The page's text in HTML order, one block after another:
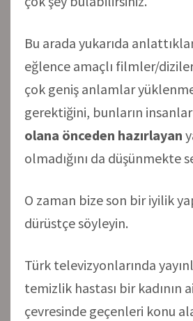
Bu arada yukarıda
eğlence amaçlı filmler/
çok geniş anlamlar
gerektiğini, bunların
olana önceden hazırlayan
olmadığını da düşünmekte
O zaman bize son bir iyilik
dürüstçe söyleyin.
Türk televizyonlarında
temizlik hastası bir kadının
çevresinde geçenleri konu